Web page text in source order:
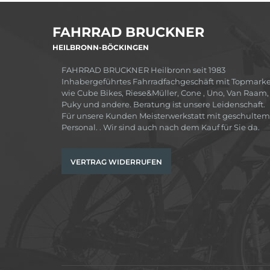
FAHRRAD BRUCKNER
HEILBRONN-BÖCKINGEN
FAHRRAD BRUCKNER Heilbronn seit 1983
Inhabergeführtes Fahrradfachgeschäft mit
wie Cube Bikes, Riese&Müller, Cone , Uno, Van Raam,
Puky und andere. Beratung ist unsere Leidenschaft.
Für unsere Kunden Meisterwerkstatt mit geschultem
Personal. . Wir sind auch nach dem Kauf für Sie da.
VERTRAG WIDERRUFEN